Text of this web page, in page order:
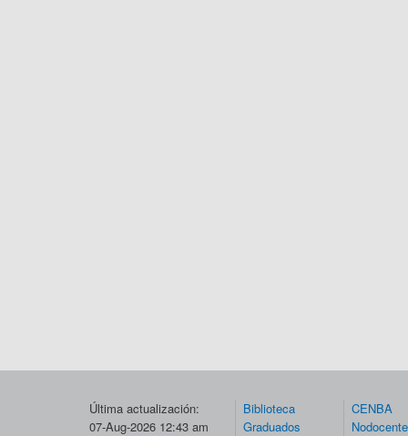
Última actualización:
07-Aug-2026 12:43 am
Biblioteca
Graduados
CENBA